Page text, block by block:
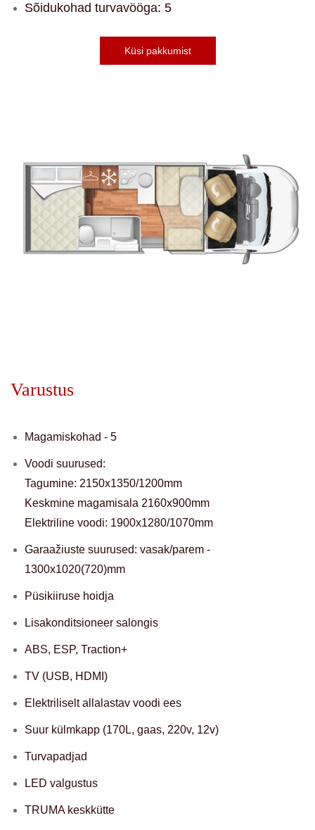
Sõidukohad turvavööga: 5
Küsi pakkumist
Varustus
Magamiskohad - 5
Voodi suurused:
Tagumine: 2150x1350/1200mm
Keskmine magamisala 2160x900mm
Elektriline voodi: 1900x1280/1070mm
Garaažiuste suurused: vasak/parem -
1300x1020(720)mm
Püsikiiruse hoidja
Lisakonditsioneer salongis
ABS, ESP, Traction+
TV (USB, HDMI)
Elektriliselt allalastav voodi ees
Suur külmkapp (170L, gaas, 220v, 12v)
Turvapadjad
LED valgustus
TRUMA keskkütte